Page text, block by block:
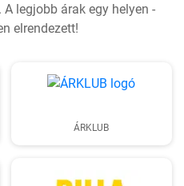
legjobb árak egy helyen -
elrendezett!
ÁRKLUB